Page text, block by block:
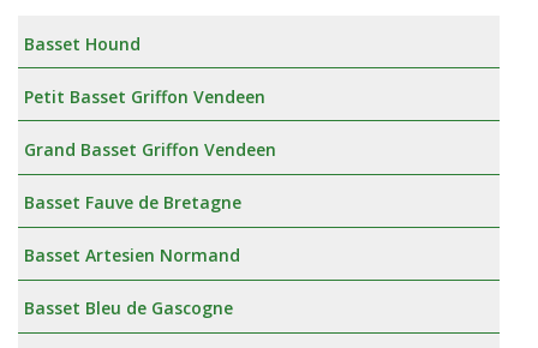
Basset Hound
Petit Basset Griffon Vendeen
Grand Basset Griffon Vendeen
Basset Fauve de Bretagne
Basset Artesien Normand
Basset Bleu de Gascogne